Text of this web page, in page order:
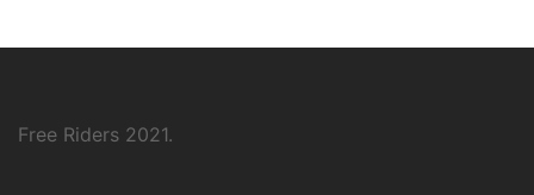
Free Riders 2021.